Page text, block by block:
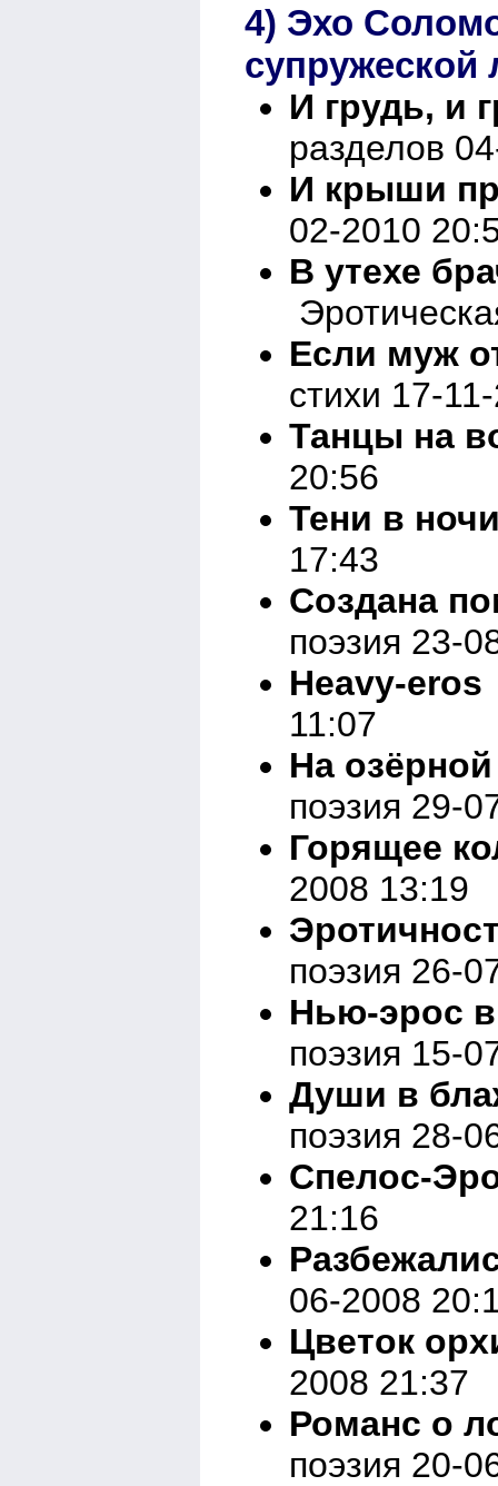
4) Эхо
супружеской
И грудь, и
разделов
И крыши
02-2010
В утехе
Если муж
стихи 17-
Танцы на
20:56
Тени в
17:43
Создана
поэзия 23-
Heavy-eros
11:07
На
поэзия 29-
Горящее
2008 13:19
поэзия 26-
Нью-эрос
поэзия 15-
Души в
поэзия 28-
Спелос-
21:16
06-2008
Цветок
2008 21:37
Романс о
поэзия 20-